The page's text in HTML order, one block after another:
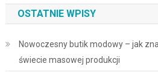
OSTATNIE WPISY
Nowoczesny butik modowy – jak
świecie masowej produkcji